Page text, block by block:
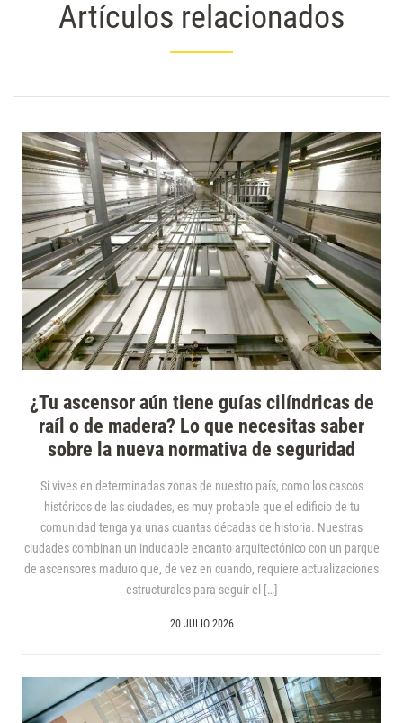
Artículos relacionados
¿Tu ascensor aún tiene guías cilíndricas de
raíl o de madera? Lo que necesitas saber
sobre la nueva normativa de seguridad
Si vives en determinadas zonas de nuestro país, como los cascos
históricos de las ciudades, es muy probable que el edificio de tu
comunidad tenga ya unas cuantas décadas de historia. Nuestras
ciudades combinan un indudable encanto arquitectónico con un parque
de ascensores maduro que, de vez en cuando, requiere actualizaciones
estructurales para seguir el […]
20 JULIO 2026